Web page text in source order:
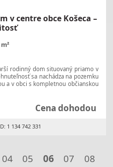
v centre obce Košeca –
rodinný dom situovaný priamo v
sa nachádza na pozemku
a v obci s kompletnou občianskou
Cena dohodou
1 134 742 331
04 05 06 07
08